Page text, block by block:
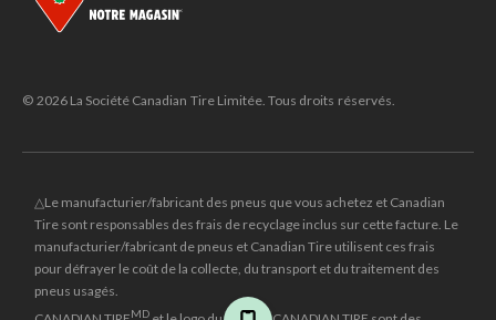
© 2026 La Société Canadian Tire Limitée. Tous droits réservés.
△Le manufacturier/fabricant des pneus que vous achetez et Canadian
Tire sont responsables des frais de recyclage inclus sur cette facture. Le
manufacturier/fabricant de pneus et Canadian Tire utilisent ces frais
pour défrayer le coût de la collecte, du transport et du traitement des
pneus usagés.
MD